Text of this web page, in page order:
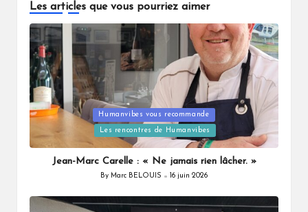
Les articles que vous pourriez aimer
Posted
Humanvibes vous recommande
Les rencontres de Humanvibes
Jean-Marc Carelle : « Ne jamais rien lâcher. »
Posted
By Marc BELOUIS 16 juin 2026